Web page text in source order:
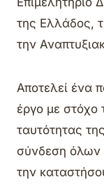
της Ελλάδος,
την
Αποτελεί ένα
έργο με στόχο
ταυτότητας
σύνδεση όλων
την